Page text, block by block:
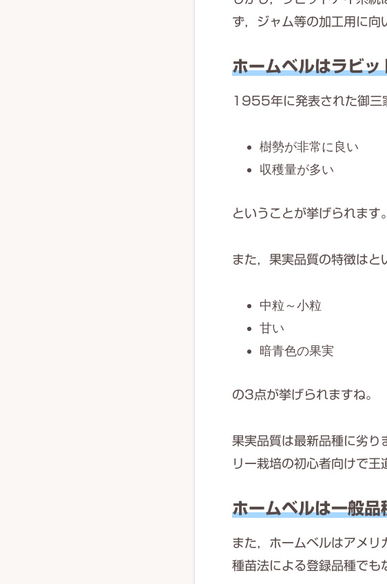
ず，ジャム等の加工用に向
ホームベルはラビ
1955年に発表された御三
樹勢が非常に良い
収穫量が多い
ということが挙げられます。
また，果実品質の特徴はと
中粒～小粒
甘い
暗青色の果実
の3点が挙げられますね。
果実品質は最新品種に劣り
リー栽培の初心者向けで王
ホームベルは一般品
また，ホームベルはアメリ
種苗法による登録品種でも